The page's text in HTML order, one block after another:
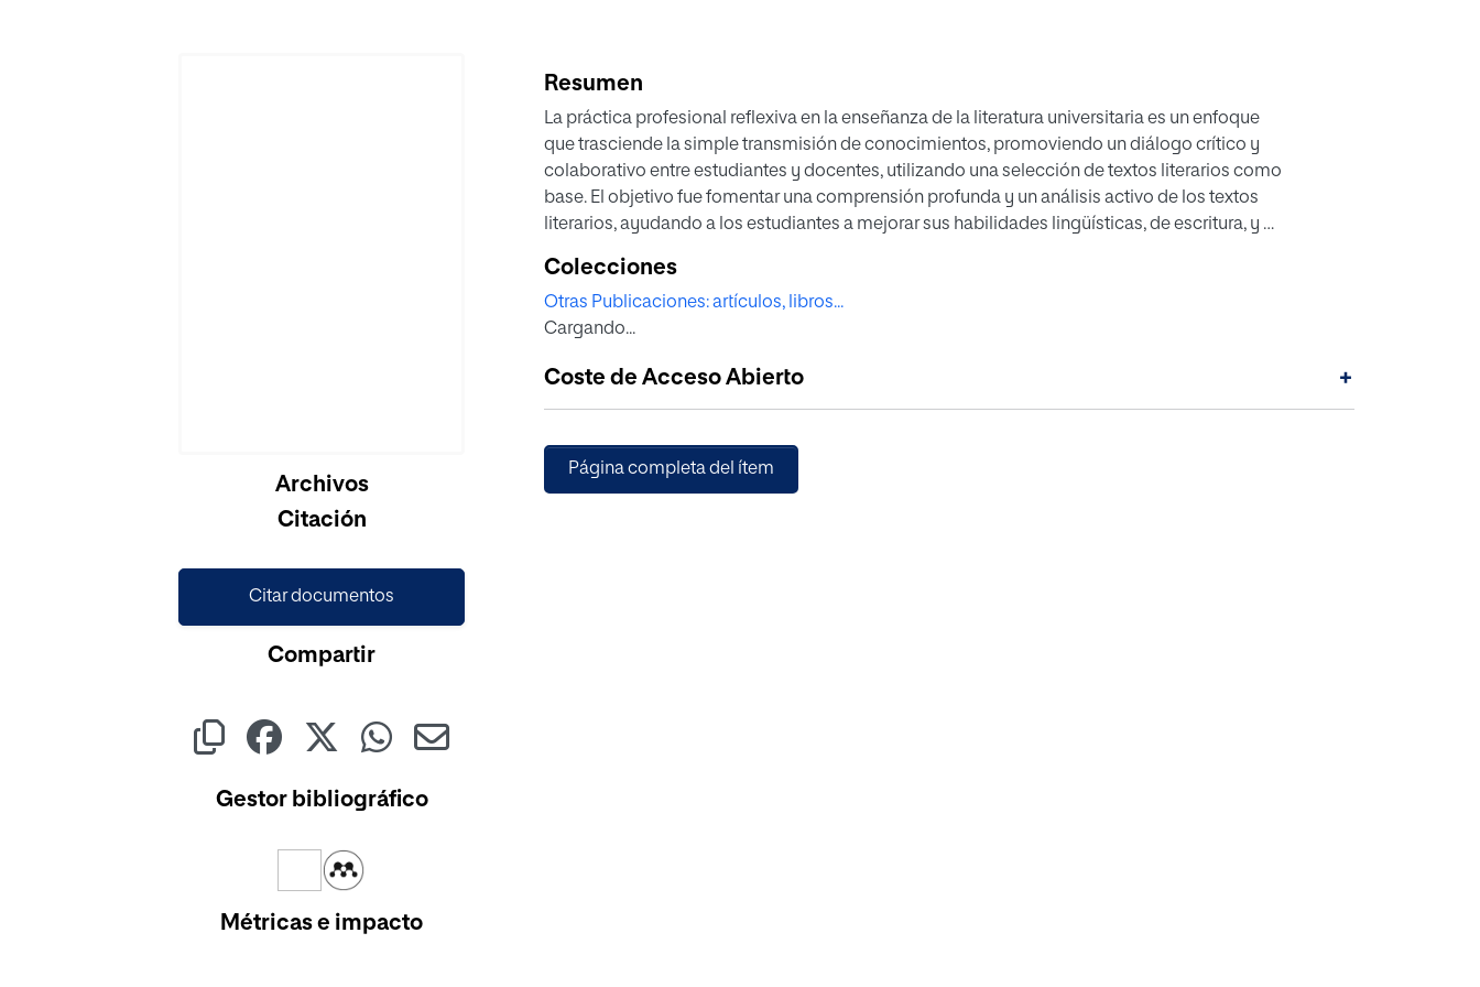
Archivos
Citación
Citar documentos
Compartir
Gestor bibliográfico
Métricas e impacto
Resumen
La práctica profesional reflexiva en la enseñanza de la literatura universitaria es un enfoque
que trasciende la simple transmisión de conocimientos, promoviendo un diálogo crítico y
colaborativo entre estudiantes y docentes, utilizando una selección de textos literarios como
base. El objetivo fue fomentar una comprensión profunda y un análisis activo de los textos
literarios, ayudando a los estudiantes a mejorar sus habilidades lingüísticas, de escritura, y
el método hermenéutico, paradigma constructivista, enfoque cualitativo, diseño de teoría
fundamentada de tipo interpretativo y de corte transversal. La población objeto de estudio
estuvo compuesta por 15 estudiantes del primer curso del Grado en Estudios Ingleses. A
profundizaron en su comprensión de los textos literarios, registraron sus emociones y
reflexionaron sobre el impacto del texto y su contexto personal y cultural. Este proceso unió
autoconocimiento. En consecuencia, la práctica contribuyó significativamente al desarrollo
integral de los estudiantes, promoviendo una comprensión crítica y consciente de los textos
Colecciones
Otras Publicaciones: artículos, libros...
Cargando...
Coste de Acceso Abierto +
Página completa del ítem